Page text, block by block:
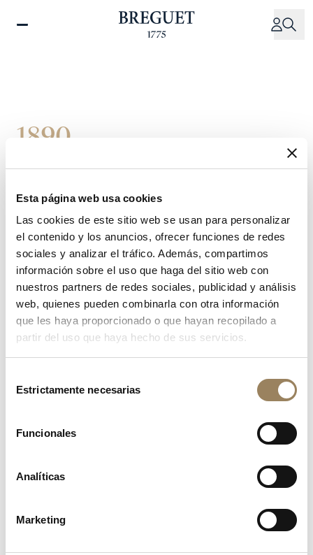
Esta página web usa cookies
Las cookies de este sitio web se usan para personalizar
el contenido y los anuncios, ofrecer funciones de redes
sociales y analizar el tráfico. Además, compartimos
información sobre el uso que haga del sitio web con
nuestros partners de redes sociales, publicidad y análisis
web, quienes pueden combinarla con otra información
que les haya proporcionado o que hayan recopilado a
partir del uso que haya hecho de sus servicios.
Estrictamente necesarias
Funcionales
Analíticas
Marketing
1890
Elduquede
Marlborough adquiere
unreloj
El tío deSirWinston Churchillcompra un
cronógrafoexcepcional con repeticiónde
minutosy segundero desdoblado,que
tardeperteneceráasufamososobrino.